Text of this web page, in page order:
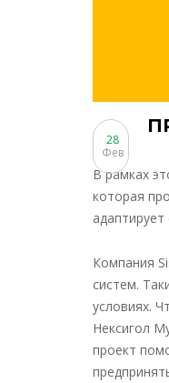
28
Фев
В рамках
которая
Компания
систем.
условиях.
Нексигол
проект